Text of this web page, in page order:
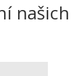
našich